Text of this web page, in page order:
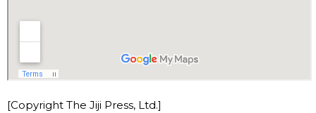
[Copyright The Jiji Press, Ltd.]